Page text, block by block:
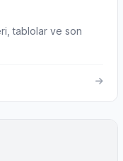
tablolar ve son